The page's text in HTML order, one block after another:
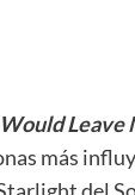
Leave
más